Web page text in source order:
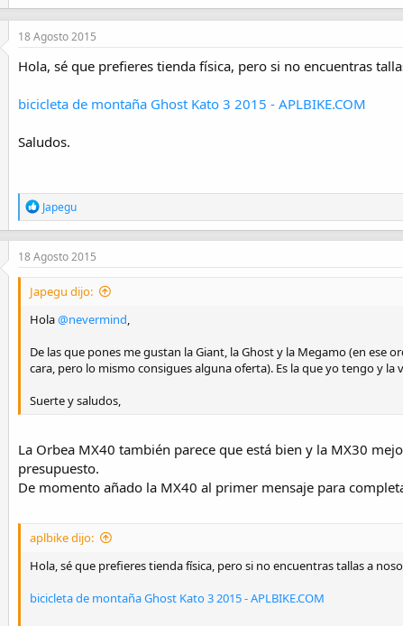
18 Agosto 2015
Hola, sé que prefieres tienda física, pero si no encuentras
bicicleta de montaña Ghost Kato 3 2015 - APLBIKE.COM
Saludos.
R
e
a
c
o
e
:
Japegu
18 Agosto 2015
Japegu dijo:
Hola@nevermind
De las que pones me gustan la Giant, la Ghost y la Megamo (en ese
cara, pero lo mismo consigues alguna oferta). Es la que yo tengo y la
Suerte y saludos,
La Orbea MX40 también parece que está bien y la MX30
presupuesto.
De momento añado la MX40 al primer mensaje para
aplbike dijo:
Hola, sé que prefieres tienda física, pero si no encuentras tallas a
bicicleta de montaña Ghost Kato 3 2015 - APLBIKE.COM